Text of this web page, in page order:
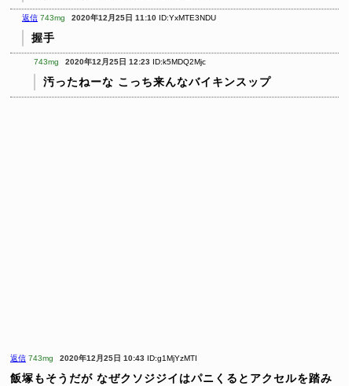
返信 743mg 2020年12月25日 11:10 ID:YxMTE3NDU
握手
743mg 2020年12月25日 12:23 ID:k5MDQ2Mjc
汚ったねーな こっち来んなバイキンスップ
返信 743mg 2020年12月25日 10:43 ID:g1MjYzMTI
飯塚もそうだが なぜクソジジイはパニくるとアクセルを踏み